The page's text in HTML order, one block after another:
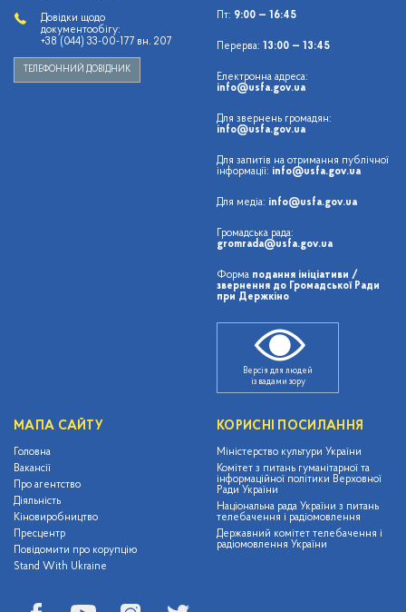
Довідки щодо
документообігу:
+38 (044) 33-00-177 вн. 207
ТЕЛЕФОННИЙ ДОВІДНИК
Пт: 9:00 — 16:45
Перерва: 13:00 — 13:45
Електронна адреса:
info@usfa.gov.ua
Для звернень громадян:
info@usfa.gov.ua
Для запитів на отримання публічної
інформації: info@usfa.gov.ua
Для медіа: info@usfa.gov.ua
Громадська рада:
gromrada@usfa.gov.ua
Форма подання ініціативи /
звернення до Громадської Ради
при Держкіно
Версія для людей
із вадами зору
МАПА САЙТУ
Головна
Вакансії
Про агентство
Діяльність
Кіновиробництво
Пресцентр
Повідомити про корупцію
Stand With Ukraine
КОРИСНІ ПОСИЛАННЯ
Міністерство культури України
Комітет з питань гуманітарної та
інформаційної політики Верховної
Ради України
Національна рада України з питань
телебачення і радіомовлення
Державний комітет телебачення і
радіомовлення України